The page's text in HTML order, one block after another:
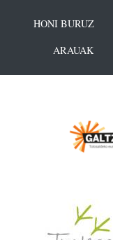
HONI BURUZ
ARAUAK